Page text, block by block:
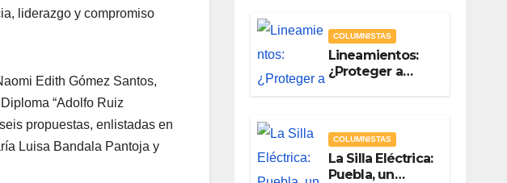
liderazgo y compromiso
Edith Gómez Santos,
“Adolfo Ruiz
propuestas, enlistadas en
Luisa Bandala Pantoja y
COLUMNISTAS
Lineamientos:
¿Proteger a
COLUMNISTAS
La Silla Eléctrica:
Puebla, un